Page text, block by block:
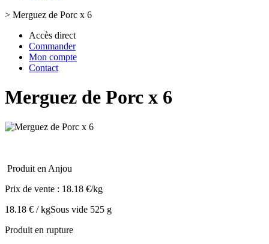
> Merguez de Porc x 6
Accès direct
Commander
Mon compte
Contact
Merguez de Porc x 6
Produit en Anjou
Prix de vente : 18.18 €/kg
18.18 € / kgSous vide 525 g
Produit en rupture